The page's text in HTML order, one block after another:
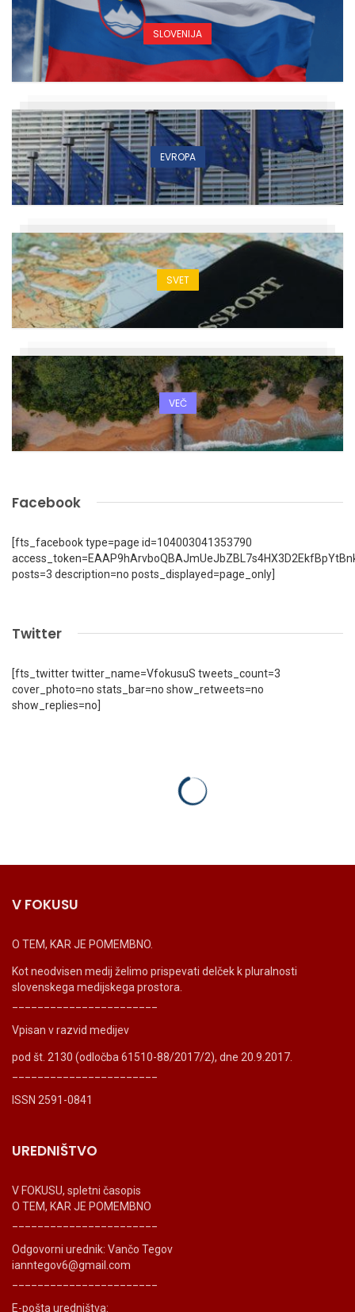
SLOVENIJA
EVROPA
SVET
VEČ
Facebook
[fts_facebook type=page id=104003041353790
posts=3 description=no posts_displayed=page_only]
Twitter
[fts_twitter twitter_name=VfokusuS tweets_count=3
cover_photo=no stats_bar=no show_retweets=no
show_replies=no]
V FOKUSU
O TEM, KAR JE POMEMBNO.
Kot neodvisen medij želimo prispevati delček k pluralnosti
slovenskega medijskega prostora.
Vpisan v razvid medijev
pod št. 2130 (odločba 61510-88/2017/2), dne 20.9.2017.
ISSN 2591-0841
UREDNIŠTVO
V FOKUSU, spletni časopis
O TEM, KAR JE POMEMBNO
Odgovorni urednik: Vančo Tegov
ianntegov6@gmail.com
E-pošta uredništva: